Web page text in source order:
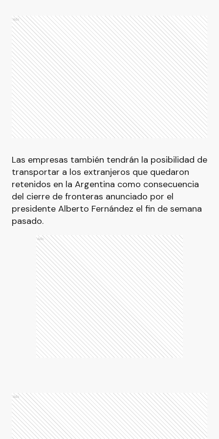
Ads
Las empresas también tendrán la posibilidad de
transportar a los extranjeros que quedaron
retenidos en la Argentina como consecuencia
del cierre de fronteras anunciado por el
presidente Alberto Fernández el fin de semana
pasado.
Ads
Ads